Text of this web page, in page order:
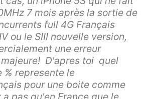
7 mois après la sortie de
full 4G Français
ou le SIII nouvelle version,
une erreur
D'apres toi quel
% represente le
pour une boite comme